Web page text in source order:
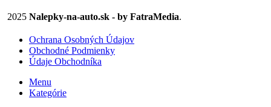
2025 Nalepky-na-auto.sk - by FatraMedia.
Ochrana Osobných Údajov
Obchodné Podmienky
Údaje Obchodníka
Menu
Kategórie